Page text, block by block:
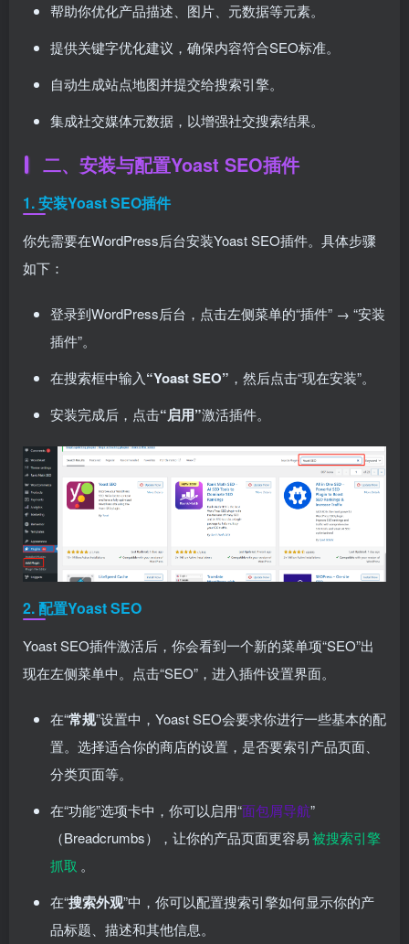
帮助你优化产品描述、图片、元数据等元素。
提供关键字优化建议，确保内容符合SEO标准。
自动生成站点地图并提交给搜索引擎。
集成社交媒体元数据，以增强社交搜索结果。
二、安装与配置Yoast SEO插件
1. 安装Yoast SEO插件
你先需要在WordPress后台安装Yoast SEO插件。具体步骤
如下：
登录到WordPress后台，点击左侧菜单的“插件” → “安装
插件”。
在搜索框中输入“Yoast SEO” ，然后点击“现在安装”。
安装完成后，点击“启用”激活插件。
2. 配置Yoast SEO
Yoast SEO插件激活后，你会看到一个新的菜单项“SEO”出
现在左侧菜单中。点击“SEO”，进入插件设置界面。
在“常规”设置中，Yoast SEO会要求你进行一些基本的配
置。选择适合你的商店的设置，是否要索引产品页面、
分类页面等。
在“功能”选项卡中，你可以启用“面包屑导航”
（Breadcrumbs），让你的产品页面更容易被搜索引擎
抓取 。
在“搜索外观”中，你可以配置搜索引擎如何显示你的产
品标题、描述和其他信息。